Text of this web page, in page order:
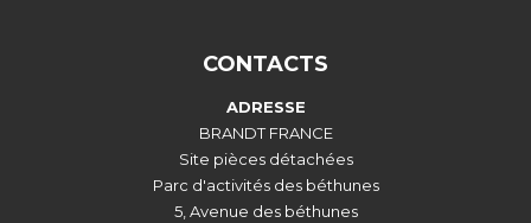
CONTACTS
ADRESSE
BRANDT FRANCE
Site pièces détachées
Parc d'activités des béthunes
5, Avenue des béthunes